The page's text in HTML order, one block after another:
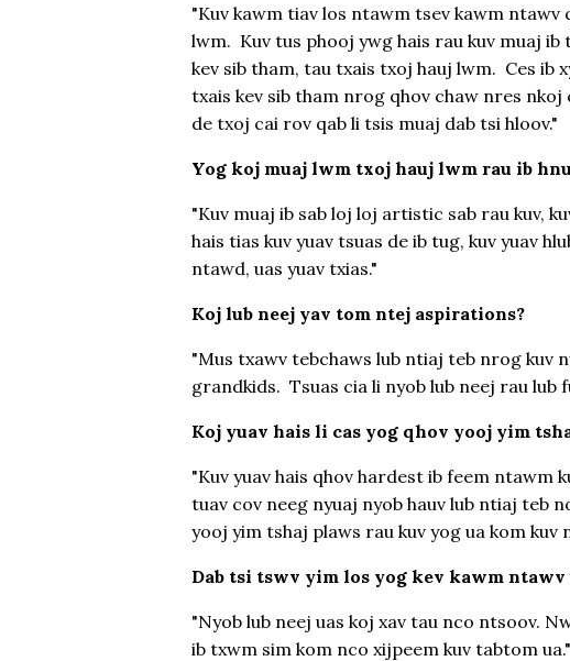
"Kuv kawm tiav los ntawm tsev kawm
lwm. Kuv tus phooj ywg hais rau kuv muaj ib
kev sib tham, tau txais txoj hauj lwm. Ces ib
txais kev sib tham nrog qhov chaw nres nkoj
de txoj cai rov qab li tsis muaj dab tsi hloov."
Yog koj muaj lwm txoj hauj lwm rau ib
"Kuv muaj ib sab loj loj artistic sab rau kuv,
hais tias kuv yuav tsuas de ib tug, kuv yuav
ntawd, uas yuav txias."
Koj lub neej yav tom ntej aspirations?
"Mus txawv tebchaws lub ntiaj teb nrog kuv
grandkids. Tsuas cia li nyob lub neej rau lub
Koj yuav hais li cas yog qhov yooj yim
"Kuv yuav hais qhov hardest ib feem ntawm
tuav cov neeg nyuaj nyob hauv lub ntiaj teb
yooj yim tshaj plaws rau kuv yog ua kom kuv
Dab tsi tswv yim los yog kev kawm
"Nyob lub neej uas koj xav tau nco ntsoov.
ib txwm sim kom nco xijpeem kuv tabtom ua."